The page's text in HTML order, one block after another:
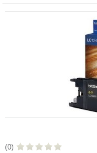
(0)